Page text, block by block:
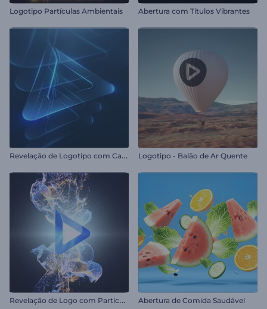
Logotipo Partículas Ambientais Abertura com Títulos Vibrantes
R
evelação de Logotipo com Camadas Brilhantes Logotipo - Balão de Ar Quente
R
evelação de Logo com Partículas Fluidas Abertura de Comida Saudável